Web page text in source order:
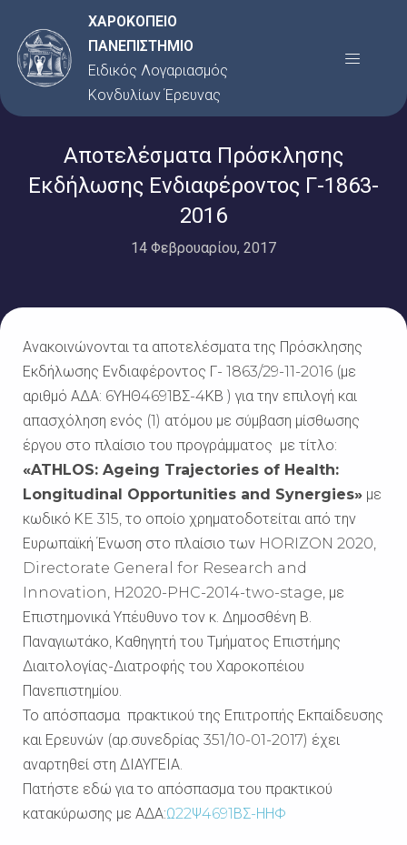
στο
περιεχόμενο
ΧΑΡΟΚΟΠΕΙΟ
ΠΑΝΕΠΙΣΤΗΜΙΟ
Ειδικός Λογαριασμός
Κονδυλίων Έρευνας
Menu
Αποτελέσματα Πρόσκλησης
Εκδήλωσης Ενδιαφέροντος Γ-1863-
2016
14 Φεβρουαρίου, 2017
Ανακοινώνονται τα αποτελέσματα της Πρόσκλησης
Εκδήλωσης Ενδιαφέροντος Γ- 1863/29-11-2016 (με
αριθμό ΑΔΑ: 6ΥΗΘ4691ΒΣ-4ΚΒ ) για την επιλογή και
απασχόληση ενός (1) ατόμου με σύμβαση μίσθωσης
έργου στο πλαίσιο του προγράμματος με τίτλο:
«ATHLOS: Ageing Trajectories of Health:
Longitudinal Opportunities and Synergies» με
κωδικό ΚE 315, το οποίο χρηματοδοτείται από την
Ευρωπαϊκή Ένωση στο πλαίσιο των HORIZON 2020,
Directorate General for Research and
Innovation, H2020-PHC-2014-two-stage, με
Επιστημονικά Υπέυθυνο τον κ. Δημοσθένη Β.
Παναγιωτάκο, Καθηγητή του Τμήματος Επιστήμης
Διαιτολογίας-Διατροφής του Χαροκοπέιου
Πανεπιστημίου.
Το απόσπασμα πρακτικού της Επιτροπής Εκπαίδευσης
και Ερευνών (αρ.συνεδρίας 351/10-01-2017) έχει
αναρτηθεί στη ΔΙΑΥΓΕΙΑ.
Πατήστε εδώ για το απόσπασμα του πρακτικού
κατακύρωσης με ΑΔΑ:Ω22Ψ4691ΒΣ-ΗΗΦ